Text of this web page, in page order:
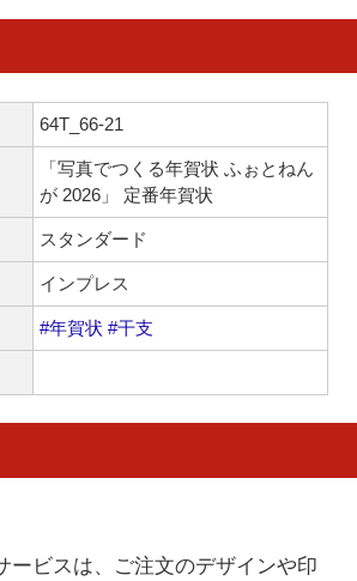
64T_66-21
「写真でつくる年賀状 ふぉとねん
が 2026」 定番年賀状
スタンダード
インプレス
#年賀状 #干支
ービスは、ご注文のデザインや印